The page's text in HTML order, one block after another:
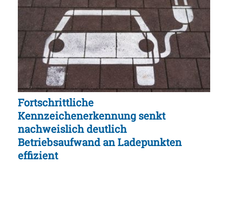
Fortschrittliche
Kennzeichenerkennung senkt
nachweislich deutlich
Betriebsaufwand an Ladepunkten
effizient